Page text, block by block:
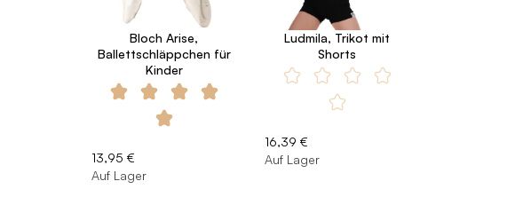
Bloch Arise,
Ballettschläppchen für
Kinder
13,95 €
Auf Lager
Ludmila, Trikot mit
Shorts
16,39 €
Auf Lager